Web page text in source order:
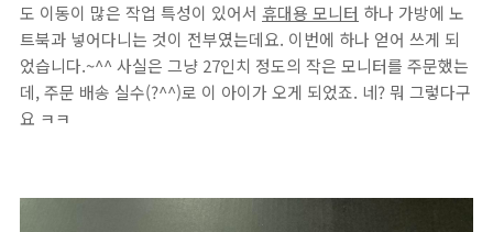
도 이동이 많은 작업 특성이 있어서 휴대용 모니터 하나 가방에 노
트북과 넣어다니는 것이 전부였는데요. 이번에 하나 얻어 쓰게 되
었습니다.~^^ 사실은 그냥 27인치 정도의 작은 모니터를 주문했는
데, 주문 배송 실수(?^^)로 이 아이가 오게 되었죠. 네? 뭐 그렇다구
요 ㅋㅋ